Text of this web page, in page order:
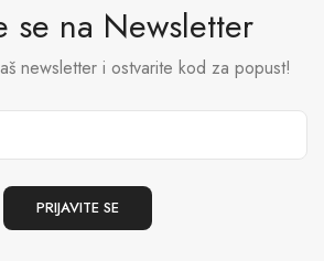
se na Newsletter
newsletter i ostvarite kod za popust!